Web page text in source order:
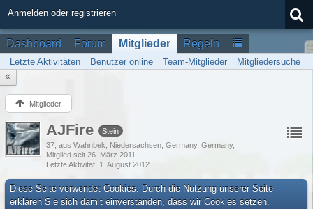
Anmelden oder registrieren
Dashboard Forum Mitglieder Regeln
Letzte Aktivitäten Benutzer online Team-Mitglieder Mitgliedersuche
Mitglieder
AJFire
Stein
37 aus Wahnbek, Niedersachsen, Germany, Germany
Mitglied seit 26. März 2011
Letzte Aktivität 1. August 2012
Diese Seite verwendet Cookies. Durch die Nutzung unserer Seite
erklären Sie sich damit einverstanden, dass wir Cookies setzen.